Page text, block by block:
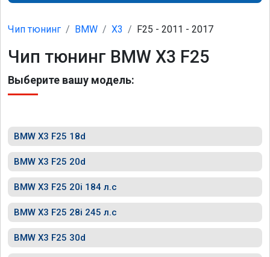
Чип тюнинг BMW X3 F25 - 2011 - 2017
Чип тюнинг BMW X3 F25
Выберите вашу модель:
BMW X3 F25 18d
BMW X3 F25 20d
BMW X3 F25 20i 184 л.с
BMW X3 F25 28i 245 л.с
BMW X3 F25 30d